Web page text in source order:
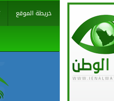
خريطة الموقع